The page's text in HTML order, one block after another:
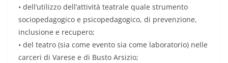
• dell’utilizzo dell’attività teatrale quale strumento
sociopedagogico e psicopedagogico, di prevenzione,
inclusione e recupero;
• del teatro (sia come evento sia come laboratorio) nelle
carceri di Varese e di Busto Arsizio;